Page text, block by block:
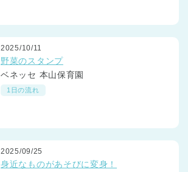
2025/10/11
野菜のスタンプ
ベネッセ 本山保育園
1日の流れ
2025/09/25
身近なものがあそびに変身！